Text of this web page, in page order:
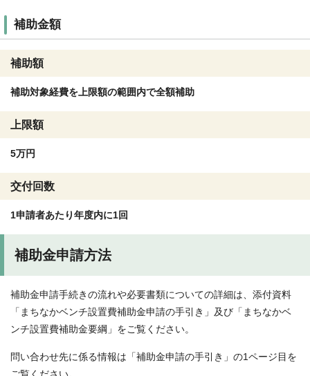
補助金額
補助額
補助対象経費を上限額の範囲内で全額補助
上限額
5万円
交付回数
1申請者あたり年度内に1回
補助金申請方法
補助金申請手続きの流れや必要書類についての詳細は、添付資料
「まちなかベンチ設置費補助金申請の手引き」及び「まちなかベ
ンチ設置費補助金要綱」をご覧ください。
問い合わせ先に係る情報は「補助金申請の手引き」の1ページ目を
ご覧ください。